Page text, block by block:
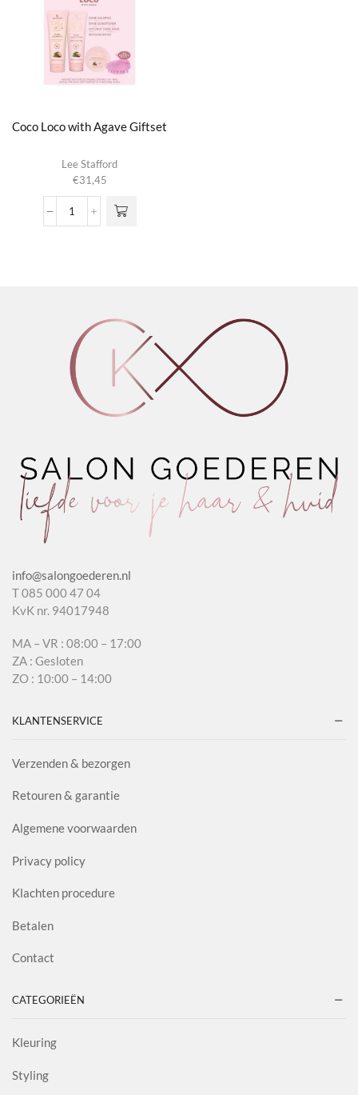
Coco Loco with Agave Giftset
Lee Stafford
€31,45
Coco
info@salongoederen.nl
T 085 000 47 04
KvK nr. 94017948
MA – VR : 08:00 – 17:00
ZA : Gesloten
ZO : 10:00 – 14:00
KLANTENSERVICE
Verzenden & bezorgen
Retouren & garantie
Algemene voorwaarden
Privacy policy
Klachten procedure
Betalen
Contact
CATEGORIEËN
Kleuring
Styling